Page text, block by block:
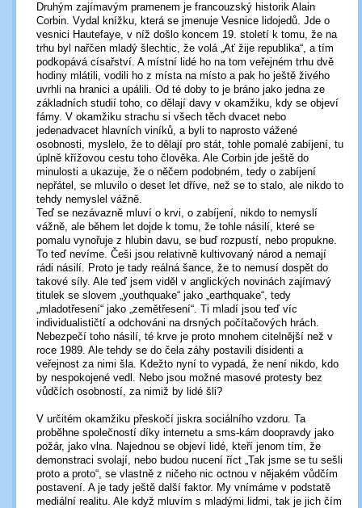
Druhým zajímavým pramenem je francouzský historik Alain
Corbin. Vydal knížku, která se jmenuje Vesnice lidojedů. Jde o
vesnici Hautefaye, v níž došlo koncem 19. století k tomu, že na
trhu byl nařčen mladý šlechtic, že volá „Ať žije republika“, a tím
podkopává císařství. A místní lidé ho na tom veřejném trhu dvě
hodiny mlátili, vodili ho z místa na místo a pak ho ještě živého
uvrhli na hranici a upálili. Od té doby to je bráno jako jedna ze
základních studií toho, co dělají davy v okamžiku, kdy se objeví
fámy. V okamžiku strachu si všech těch dvacet nebo
jedenadvacet hlavních viníků, a byli to naprosto vážené
osobnosti, myslelo, že to dělají pro stát, tohle pomalé zabíjení, tu
úplně křížovou cestu toho člověka. Ale Corbin jde ještě do
minulosti a ukazuje, že o něčem podobném, tedy o zabíjení
nepřátel, se mluvilo o deset let dříve, než se to stalo, ale nikdo to
tehdy nemyslel vážně.
Teď se nezávazně mluví o krvi, o zabíjení, nikdo to nemyslí
vážně, ale během let dojde k tomu, že tohle násilí, které se
pomalu vynořuje z hlubin davu, se buď rozpustí, nebo propukne.
To teď nevíme. Češi jsou relativně kultivovaný národ a nemají
rádi násilí. Proto je tady reálná šance, že to nemusí dospět do
takové síly. Ale teď jsem viděl v anglických novinách zajímavý
titulek se slovem „youthquake“ jako „earthquake“, tedy
„mladotřesení“ jako „zemětřesení“. Ti mladí jsou teď víc
individualističtí a odchováni na drsných počítačových hrách.
Nebezpečí toho násilí, té krve je proto mnohem citelnější než v
roce 1989. Ale tehdy se do čela záhy postavili disidenti a
veřejnost za nimi šla. Kdežto nyní to vypadá, že není nikdo, kdo
by nespokojené vedl. Nebo jsou možné masové protesty bez
vůdčích osobností, za nimiž by lidé šli?
V určitém okamžiku přeskočí jiskra sociálního vzdoru. Ta
proběhne společností díky internetu a sms-kám doopravdy jako
požár, jako vlna. Najednou se objeví lidé, kteří jenom tím, že
demonstraci svolají, nebo budou nucení říct „Tak jsme se tu sešli
proto a proto“, se vlastně z ničeho nic octnou v nějakém vůdčím
postavení. A je tady ještě další faktor. My vnímáme v podstatě
mediální realitu. Ale když mluvím s mladými lidmi, tak je jich čím